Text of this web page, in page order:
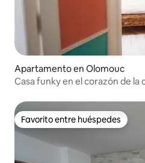
Apartamento en Olomouc
Casa funky en el corazón de la
Favorito entre huéspedes
Favorito entre huéspedes